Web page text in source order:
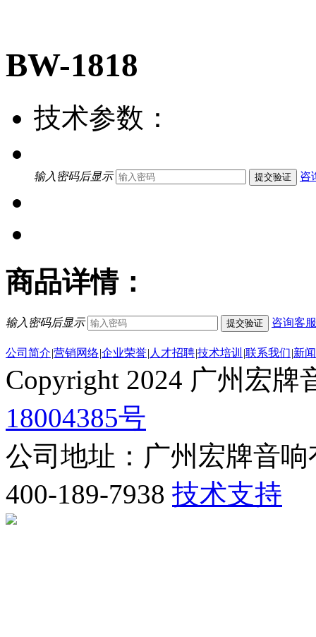
BW-1818
技术参数：
输入密码后显示 提交验证 咨
商品详情：
输入密码后显示 提交验证 咨询客服
公司简介|营销网络|企业荣誉| 人才招聘|技术培训 |联系我们|新
Copyright 2024 广州宏
18004385号
公司地址：广州宏牌音
400-189-7938 技术支持